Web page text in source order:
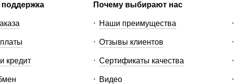
поддержка
кредит
Почему выбирают нас
Наши преимущества
Отзывы клиентов
Сертификаты качества
Видео